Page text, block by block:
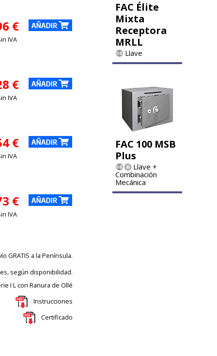
€
IVA
€
IVA
€
IVA
€
IVA
GRATIS a la Península.
según disponibilidad.
I L con Ranura de Ollé
Instrucciones
Certificado
FAC Élite
Mixta
Receptora
MRLL
Llave
FAC 100 MSB
Plus
Llave +
Combinación
Mecánica